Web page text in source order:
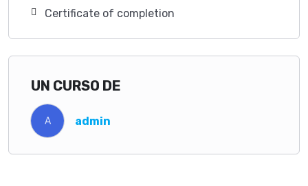
Certificate of completion
UN CURSO DE
A admin